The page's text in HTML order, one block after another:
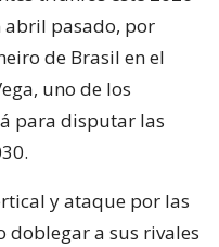
abril pasado, por
de Brasil en el
uno de los
para disputar las
y ataque por las
doblegar a sus rivales